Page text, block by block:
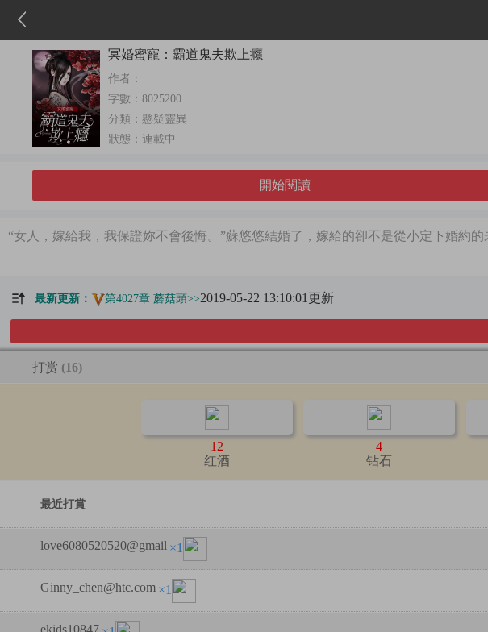
冥婚蜜寵：霸道鬼夫欺上癮
作者：
字數：8025200
分類：懸疑靈異
狀態：連載中
開始閱讀
“女人，嫁給我，我保證妳不會後悔。”蘇悠悠結婚了，嫁給的卻不是從小定下婚約
最新更新： 第4027章 蘑菇頭>>2019-05-22 13:10:01更新
打赏 (16)
12
红酒
4
钻石
最近打賞
love6080520520@gmail ×1
Ginny_chen@htc.com ×1
ekids10847